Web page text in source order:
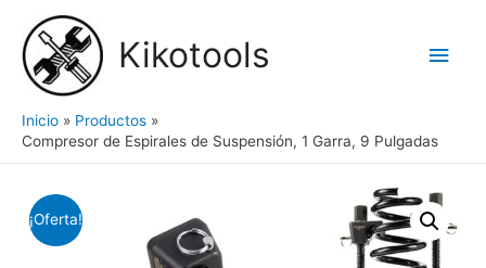
contenido
Kikotools
Inicio
Productos
Compresor de Espirales de Suspensión, 1 Garra, 9 Pulgadas
¡Oferta!